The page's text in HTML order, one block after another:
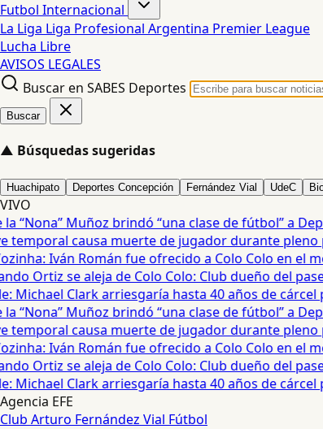
Futbol Internacional
La Liga Liga Profesional Argentina Premier League
Lucha Libre
AVISOS LEGALES
Buscar en SABES Deportes
Buscar
▲ Búsquedas sugeridas
Huachipato Deportes Concepción Fernández Vial UdeC
VIVO
Muñoz brindó “una clase de fútbol” a
causa muerte de jugador durante pleno
Iván Román fue ofrecido a Colo Colo en el
Ortiz se aleja de Colo Colo: Club dueño del
Clark arriesgaría hasta 40 años de cárcel
Muñoz brindó “una clase de fútbol” a
causa muerte de jugador durante pleno
Iván Román fue ofrecido a Colo Colo en el
Ortiz se aleja de Colo Colo: Club dueño del
Clark arriesgaría hasta 40 años de cárcel
Agencia EFE
Club Arturo Fernández Vial Fútbol